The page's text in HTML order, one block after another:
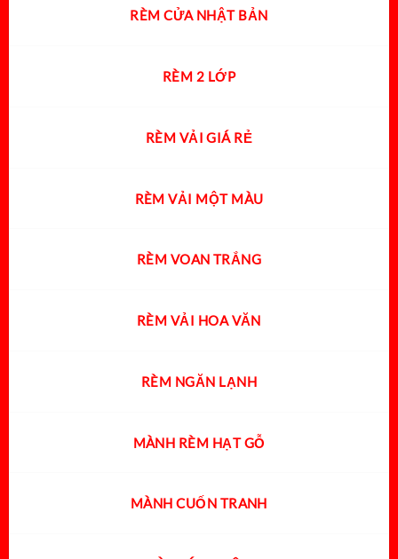
RÈM CỬA NHẬT BẢN
RÈM 2 LỚP
RÈM VẢI GIÁ RẺ
RÈM VẢI MỘT MÀU
RÈM VOAN TRẮNG
RÈM VẢI HOA VĂN
RÈM NGĂN LẠNH
MÀNH RÈM HẠT GỖ
MÀNH CUỐN TRANH